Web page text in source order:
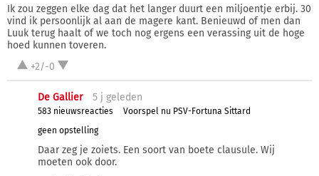
Ik zou zeggen elke dag dat het langer duurt een miljoentje erbij. 30
vind ik persoonlijk al aan de magere kant. Benieuwd of men dan
Luuk terug haalt of we toch nog ergens een verassing uit de hoge
hoed kunnen toveren.
+2/-0
De Gallier 5 j geleden
583 nieuwsreacties
Voorspel nu PSV-Fortuna Sittard
geen opstelling
Daar zeg je zoiets. Een soort van boete clausule. Wij
moeten ook door.